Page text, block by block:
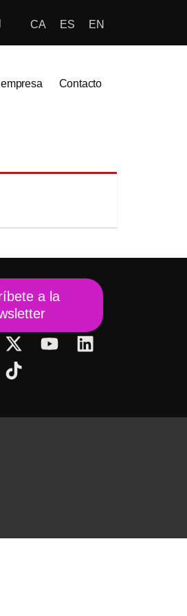
CA ES EN
Contacto
a la